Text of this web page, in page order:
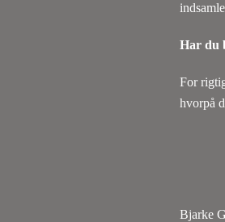
Har du
For
hvorpå
Bjarke